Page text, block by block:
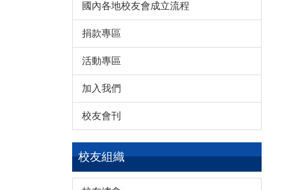
國內各地校友會成立流程
捐款專區
活動專區
加入我們
校友會刊
校友組織